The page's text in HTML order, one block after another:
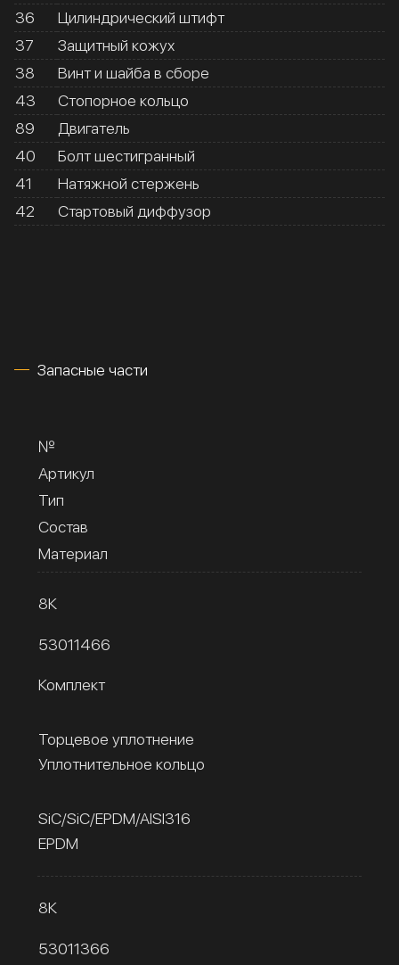
36
Цилиндрический штифт
37
Защитный кожух
38
Винт и шайба в сборе
43
Стопорное кольцо
89
Двигатель
40
Болт шестигранный
41
Натяжной стержень
42
Стартовый диффузор
Запасные части
№
Артикул
Тип
Состав
Материал
8К
53011466
Комплект
Торцевое уплотнение
Уплотнительное кольцо
SiC/SiC/EPDM/AISI316
EPDM
8К
53011366